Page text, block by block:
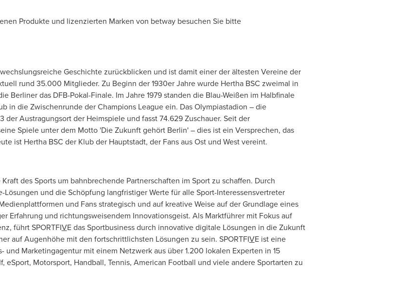
Produkte und lizenzierten Marken von betway besuchen Sie bitte
Geschichte zurückblicken und ist damit einer der ältesten Vereine der
rund 35.000 Mitglieder. Zu Beginn der 1930er Jahre wurde Hertha BSC zweimal in
Berliner das DFB-Pokal-Finale. Im Jahre1979 standen die Blau-Weißen im Halbfinale
in die Zwischenrunde der Champions League ein. Das Olympiastadion – die
der Austragungsort der Heimspiele und fasst 74.629 Zuschauer. Seit der
Spiele unter dem Motto 'Die Zukunft gehört Berlin' – dies ist ein Versprechen, das
ist Hertha BSC der Klub der Hauptstadt, der Fans aus Ost und West vereint.
des Sports um bahnbrechende Partnerschaften im Sport zu schaffen. Durch
-Lösungen und die Schöpfung langfristiger Werte für alle Sport-Interessensvertreter
und Fans strategisch und auf kreative Weise auf der Grundlage eines
Erfahrung und richtungsweisendem Innovationsgeist. Als Marktführer mit Fokus auf
führt SPORTFIVE das Sportbusiness durch innovative digitale Lösungen in die Zukunft
auf Augenhöhe mit den fortschrittlichsten Lösungen zu sein. SPORTFIVE ist eine
Marketingagentur mit einem Netzwerk aus über 1.200 lokalen Experten in 15
eSport, Motorsport, Handball, Tennis, American Football und viele andere Sportarten zu